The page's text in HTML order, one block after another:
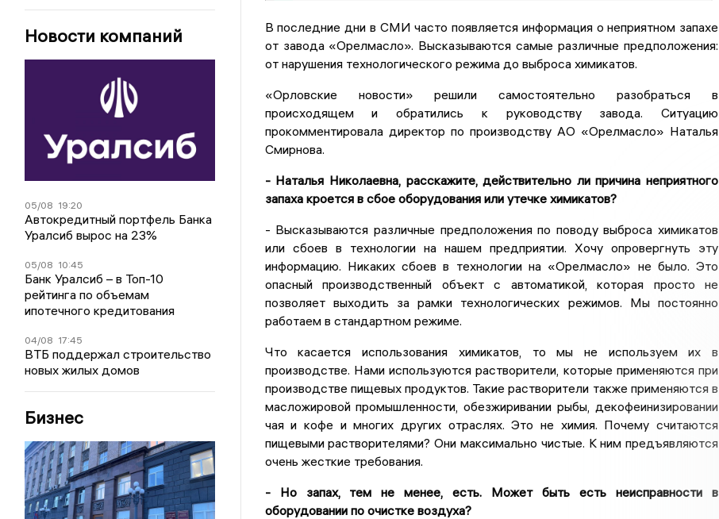
Новости компаний
05/08 19:20
Автокредитный портфель Банка
Уралсиб вырос на 23%
05/08 10:45
Банк Уралсиб – в Топ-10
рейтинга по объемам
ипотечного кредитования
04/08 17:45
ВТБ поддержал строительство
новых жилых домов
Бизнес
В последние дни в СМИ часто появляется информация о неприятном запахе
от завода «Орелмасло». Высказываются самые различные предположения:
от нарушения технологического режима до выброса химикатов.
«Орловские новости» решили самостоятельно разобраться в
происходящем и обратились к руководству завода. Ситуацию
прокомментировала директор по производству АО «Орелмасло» Наталья
Смирнова.
- Наталья Николаевна, расскажите, действительно ли причина неприятного
запаха кроется в сбое оборудования или утечке химикатов?
- Высказываются различные предположения по поводу выброса химикатов
или сбоев в технологии на нашем предприятии. Хочу опровергнуть эту
информацию. Никаких сбоев в технологии на «Орелмасло» не было. Это
опасный производственный объект с автоматикой, которая просто не
позволяет выходить за рамки технологических режимов. Мы постоянно
работаем в стандартном режиме.
Что касается использования химикатов, то мы не используем их в
производстве. Нами используются растворители, которые применяются при
производстве пищевых продуктов. Такие растворители также применяются в
масложировой промышленности, обезжиривании рыбы, декофеинизировании
чая и кофе и многих других отраслях. Это не химия. Почему считаются
пищевыми растворителями? Они максимально чистые. К ним предъявляются
очень жесткие требования.
- Но запах, тем не менее, есть. Может быть есть неисправности в
оборудовании по очистке воздуха?